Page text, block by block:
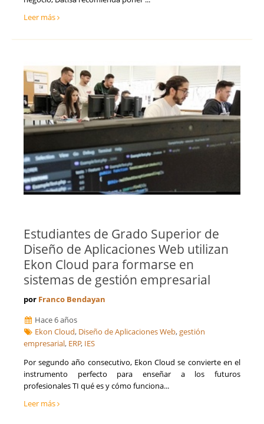
Leer más
Estudiantes de Grado Superior de
Diseño de Aplicaciones Web utilizan
Ekon Cloud para formarse en
sistemas de gestión empresarial
por Franco Bendayan
Hace 6 años
Ekon Cloud, Diseño de Aplicaciones Web,gestión
empresarial, ERP, IES
Por segundo año consecutivo, Ekon Cloud se convierte en el
instrumento perfecto para enseñar a los futuros
profesionales TI qué es y cómo funciona...
Leer más